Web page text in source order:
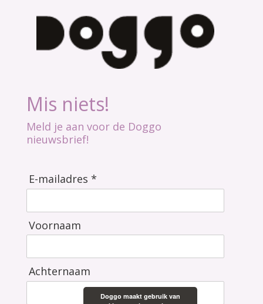
Mis niets!
Meld je aan voor de Doggo
nieuwsbrief!
E-mailadres *
Voornaam
Achternaam
Doggo maakt gebruik van